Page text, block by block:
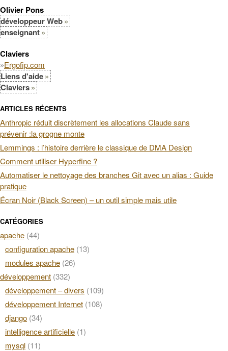
Olivier Pons
développeur Web
enseignant
Claviers
»Ergofip.com
Liens d'aide
Claviers
ARTICLES RÉCENTS
Anthropic réduit discrètement les allocations Claude sans
prévenir :la grogne monte
Lemmings : l’histoire derrière le classique de DMA Design
Comment utiliser Hyperfine ?
Automatiser le nettoyage des branches Git avec un alias : Guide
pratique
Écran Noir (Black Screen) – un outil simple mais utile
CATÉGORIES
apache (44)
configuration apache (13)
modules apache (26)
développement (332)
développement – divers (109)
développement Internet (108)
django (34)
intelligence artificielle (1)
mysql (11)